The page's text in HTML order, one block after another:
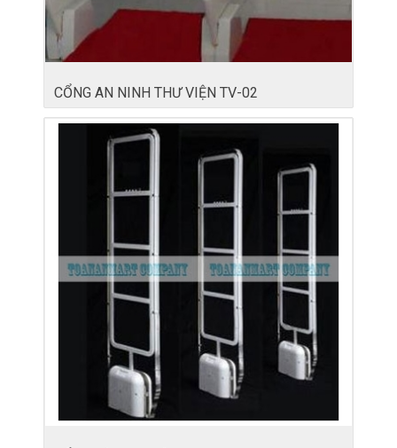
CỔNG AN NINH THƯ VIỆN TV-02